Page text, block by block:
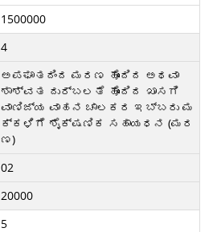
1500000
4
ಅಪಘಾತದಿಂದ ಮರಣ ಹೊಂದಿದ ಅಥವಾ
ಶಾಶ್ವತ ದುರ್ಬಲತೆ ಹೊಂದಿದ ಖಾಸಗಿ
ವಾಣಿಜ್ಯ ವಾಹನ ಚಾಲಕರ ಇಬ್ಬರು ಮ
ಕ್ಕಳಿಗೆ ಶೈಕ್ಷಣಿಕ ಸಹಾಯಧನ (ಮರ
ಣ)
02
20000
5